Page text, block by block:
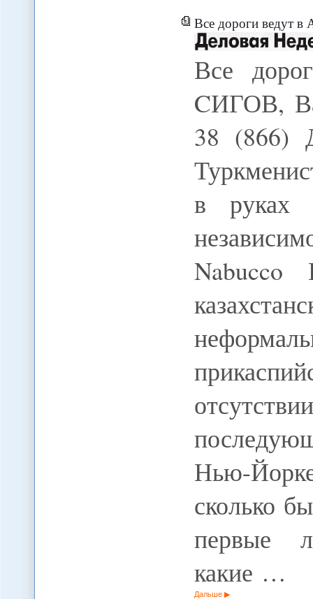
Все дороги ведут в
Все
CИГОВ,
38 (866)
в руках
Nabucco
Нью-
сколько
первые
какие …
Дальше